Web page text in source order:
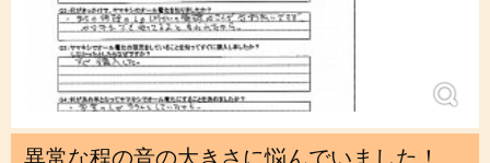
異常な程の音の大きさに悩んでいました！